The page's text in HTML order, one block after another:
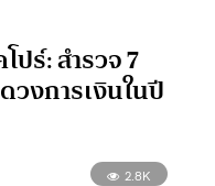
ปร์: สำรวจ 7
วงการเงินในปี
2.8K